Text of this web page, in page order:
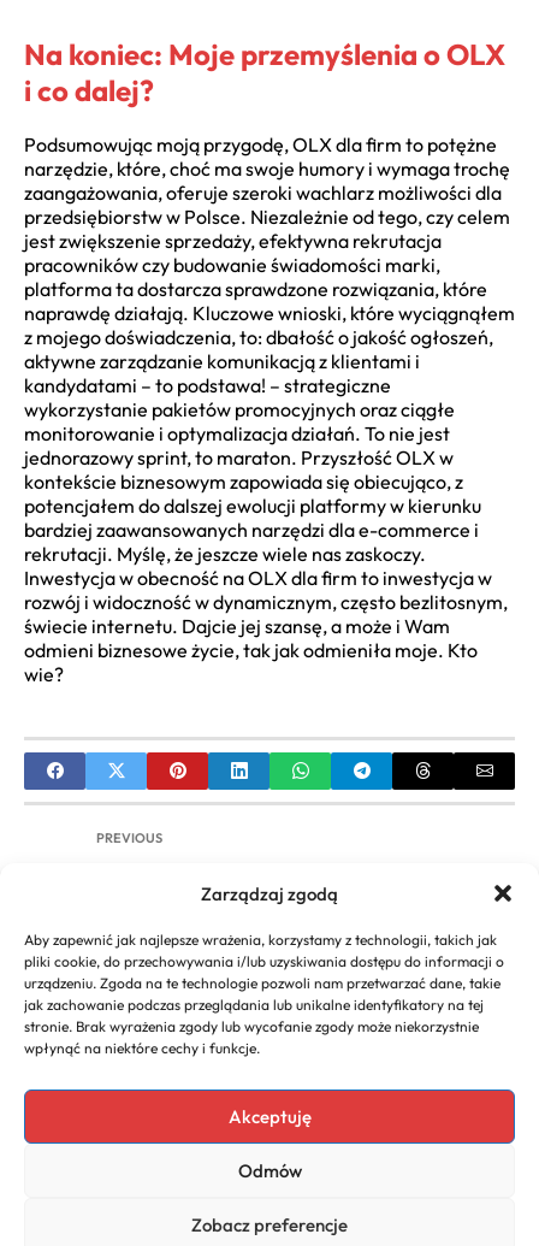
Zarządzaj zgodą
Aby zapewnić jak najlepsze wrażenia, korzystamy z technologii, takich jak
pliki cookie, do przechowywania i/lub uzyskiwania dostępu do informacji o
urządzeniu. Zgoda na te technologie pozwoli nam przetwarzać dane, takie
jak zachowanie podczas przeglądania lub unikalne identyfikatory na tej
stronie. Brak wyrażenia zgody lub wycofanie zgody może niekorzystnie
wpłynąć na niektóre cechy i funkcje.
Akceptuję
Odmów
Zobacz preferencje
Na koniec: Moje przemyślenia o OLX
i co dalej?
Podsumowując moją przygodę, OLX dla firm to potężne
narzędzie, które, choć ma swoje humory i wymaga trochę
zaangażowania, oferuje szeroki wachlarz możliwości dla
przedsiębiorstw w Polsce. Niezależnie od tego, czy celem
jest zwiększenie sprzedaży, efektywna rekrutacja
pracowników czy budowanie świadomości marki,
platforma ta dostarcza sprawdzone rozwiązania, które
naprawdę działają. Kluczowe wnioski, które wyciągnąłem
z mojego doświadczenia, to: dbałość o jakość ogłoszeń,
aktywne zarządzanie komunikacją z klientami i
kandydatami – to podstawa! – strategiczne
wykorzystanie pakietów promocyjnych oraz ciągłe
monitorowanie i optymalizacja działań. To nie jest
jednorazowy sprint, to maraton. Przyszłość OLX w
kontekście biznesowym zapowiada się obiecująco, z
potencjałem do dalszej ewolucji platformy w kierunku
bardziej zaawansowanych narzędzi dla e-commerce i
rekrutacji. Myślę, że jeszcze wiele nas zaskoczy.
Inwestycja w obecność na OLX dla firm to inwestycja w
rozwój i widoczność w dynamicznym, często bezlitosnym,
świecie internetu. Dajcie jej szansę, a może i Wam
odmieni biznesowe życie, tak jak odmieniła moje. Kto
wie?
PREVIOUS
przewodnik od inspiracji do walidacji
NEXT
Instytucje Otoczenia Biznesu (IOB): Kompleksowy
Przewodnik po Wspieraniu Przedsiębiorczości w
Polsce
Copyright 2026. All rights